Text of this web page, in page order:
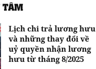
TÂM
Lịch chi trả lương hưu
và những thay đổi về
uỷ quyền nhận lương
hưu từ tháng 8/2025